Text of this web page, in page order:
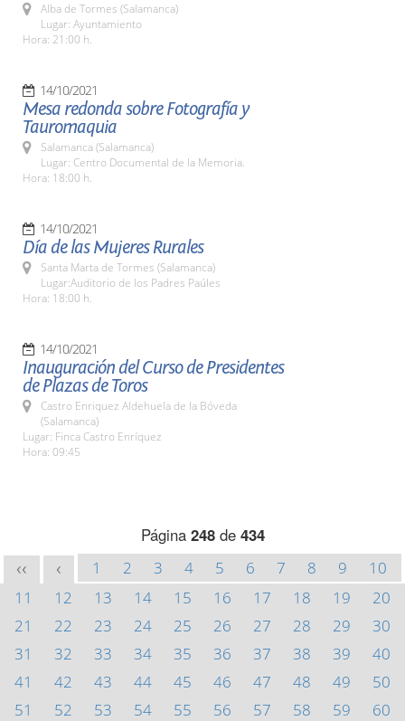
Alba de Tormes (Salamanca)
Lugar: Ayuntamiento
Hora: 21:00 h.
14/10/2021
Mesa redonda sobre Fotografía y
Tauromaquia
Salamanca (Salamanca)
Lugar: Centro Documental de la Memoria.
Hora: 18:00 h.
14/10/2021
Día de las Mujeres Rurales
Santa Marta de Tormes (Salamanca)
Lugar:Auditorio de los Padres Paúles
Hora: 18:00 h.
14/10/2021
Inauguración del Curso de Presidentes
de Plazas de Toros
Castro Enriquez Aldehuela de la Bóveda
(Salamanca)
Lugar: Finca Castro Enríquez
Hora: 09:45
Página 248de 434
<< < 1 2 3 4 5 6 7 8 9
10
11
12 13 14 15 16 17 18 19
20
21
22 23 24 25 26 27 28 29
30
31
32 33 34 35 36 37 38 39
40
41
42 43 44 45 46 47 48 49
50
51
52 53 54 55 56 57 58 59
60